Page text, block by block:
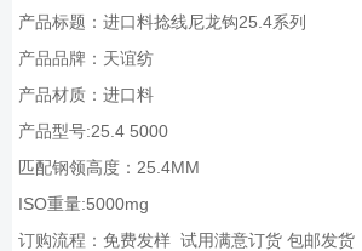
产品标题：进口料捻线尼龙钩25.4系列
产品品牌：天谊纺
产品材质：进口料
产品型号:25.4 5000
匹配钢领高度：25.4MM
ISO重量:5000mg
订购流程：免费发样 试用满意订货 包邮发货